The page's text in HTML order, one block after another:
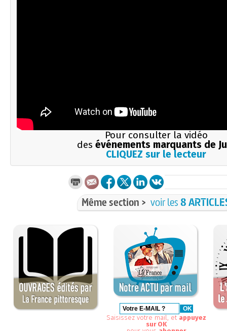
Pour consulter la vidéo
des événements marquants de
CLIQUEZ sur le lecteur
Même section > voir les8
Saisissez votre mail, et appuyez
sur OK